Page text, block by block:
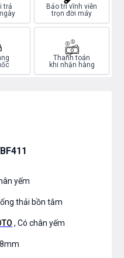
trả
Bảo trì vĩnh viễn
trọn đời máy
Thanh toán
khi nhận hàng
yếm
thải bồn tắm
, Có chân yếm